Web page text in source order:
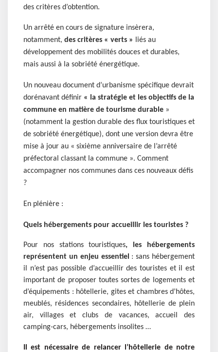
des critères d’obtention.
Un arrêté en cours de signature insèrera,
notamment, des critères « verts » liés au
développement des mobilités douces et durables,
mais aussi à la sobriété énergétique.
Un nouveau document d’urbanisme spécifique devrait
dorénavant définir « la stratégie et les objectifs de la
commune en matière de tourisme durable »
(notamment la gestion durable des flux touristiques et
de sobriété énergétique), dont une version devra être
mise à jour au « sixième anniversaire de l’arrêté
préfectoral classant la commune ». Comment
accompagner nos communes dans ces nouveaux défis
?
En plénière :
Quels hébergements pour accueillir les touristes ?
Pour nos stations touristiques, les hébergements
représentent un enjeu essentiel : sans hébergement
il n’est pas possible d’accueillir des touristes et il est
important de proposer toutes sortes de logements et
d’équipements : hôtellerie, gites et chambres d’hôtes,
meublés, résidences secondaires, hôtellerie de plein
air, villages et clubs de vacances, accueil des
camping-cars, hébergements insolites …
Il est nécessaire de relancer l’hôtellerie de notre